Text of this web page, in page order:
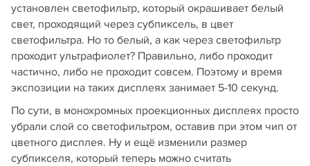
установлен светофильтр, который окрашивает белый
свет, проходящий через субпиксель, в цвет
светофильтра. Но то белый, а как через светофильтр
проходит ультрафиолет? Правильно, либо проходит
частично, либо не проходит совсем. Поэтому и время
экспозиции на таких дисплеях занимает 5-10 секунд.
По сути, в монохромных проекционных дисплеях просто
убрали слой со светофильтром, оставив при этом чип от
цветного дисплея. Ну и ещё изменили размер
субпикселя, который теперь можно считать